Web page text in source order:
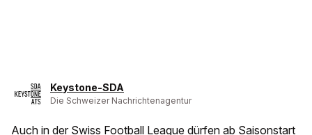
Keystone-SDA
Die Schweizer Nachrichtenagentur
Auch in der Swiss Football League dürfen ab Saisonstart